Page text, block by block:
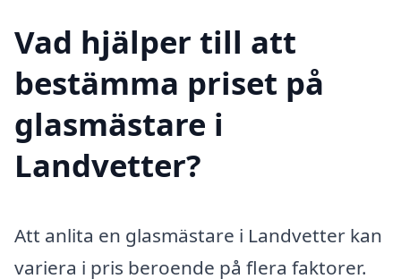
Vad hjälper till att
bestämma priset på
glasmästare i
Landvetter?
Att anlita en glasmästare i Landvetter kan
variera i pris beroende på flera faktorer.